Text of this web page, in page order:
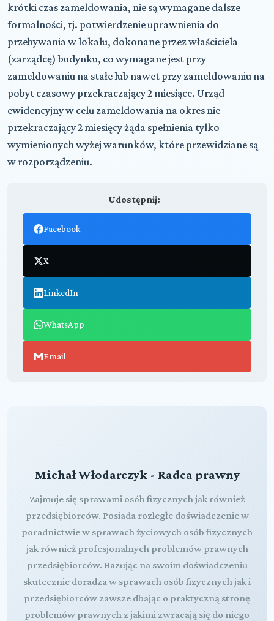
krótki czas zameldowania, nie są wymagane dalsze
formalności, tj. potwierdzenie uprawnienia do
przebywania w lokalu, dokonane przez właściciela
(zarządcę) budynku, co wymagane jest przy
zameldowaniu na stałe lub nawet przy zameldowaniu na
pobyt czasowy przekraczający 2 miesiące. Urząd
ewidencyjny w celu zameldowania na okres nie
przekraczający 2 miesięcy żąda spełnienia tylko
wymienionych wyżej warunków, które przewidziane są
w rozporządzeniu.
Udostępnij:
Facebook
X
LinkedIn
WhatsApp
Email
Michał Włodarczyk - Radca prawny
Zajmuje się sprawami osób fizycznych jak również
przedsiębiorców. Posiada rozległe doświadczenie w
poradnictwie w sprawach życiowych osób fizycznych
jak również profesjonalnych problemów prawnych
przedsiębiorców. Bazując na swoim doświadczeniu
skutecznie doradza w sprawach osób fizycznych jak i
przedsiębiorców zawsze dbając o praktyczną stronę
problemów prawnych z jakimi zwracają się do niego